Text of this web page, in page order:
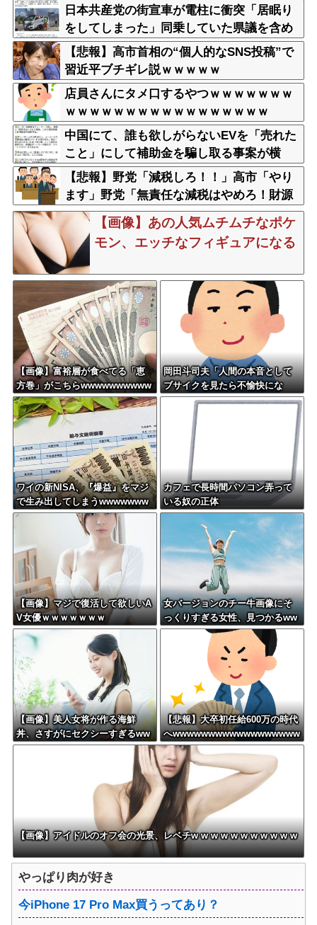
発表
日本共産党の街宣車が電柱に衝突「居眠り
をしてしまった」同乗していた県議を含め
男女3人重傷
【悲報】高市首相の“個人的なSNS投稿”で
習近平ブチギレ説ｗｗｗｗｗ
店員さんにタメ口するやつｗｗｗｗｗｗｗ
ｗｗｗｗｗｗｗｗｗｗｗｗｗｗｗｗｗ
中国にて、誰も欲しがらないEVを「売れた
こと」にして補助金を騙し取る事案が横
行。販売実績水増し
【悲報】野党「減税しろ！！」高市「やり
ます」野党「無責任な減税はやめろ！財源
はどうする????」
【画像】あの人気ムチムチなポケ
モン、エッチなフィギュアになる
【画像】富裕層が食べてる「恵
方巻」がこちらwwwwwwwwww
www
岡田斗司夫「人間の本音として
ブサイクを見たら不愉快にな
る。この責任をどうとるんだ」
ワイの新NISA、『爆益』をマジ
で生み出してしまうwwwwwww
ww
カフェで長時間パソコン弄って
いる奴の正体
【画像】マジで復活して欲しいA
V女優ｗｗｗｗｗｗｗ
女バージョンのチー牛画像にそ
っくりすぎる女性、見つかるww
w
【画像】美人女将が作る海鮮
丼、さすがにセクシーすぎるww
wwww
【悲報】大卒初任給600万の時代
へwwwwwwwwwwwwwwwwww
w
【画像】アイドルのオフ会の光景、レベチw w w w w w w w w w w
やっぱり肉が好き
今iPhone 17 Pro Max買うってあり？